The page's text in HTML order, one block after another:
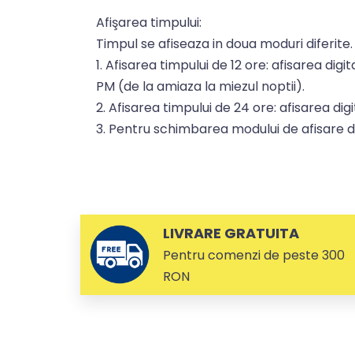
Afişarea timpului:
Timpul se afiseaza in doua moduri diferite.
1. Afisarea timpului de 12 ore: afisarea
PM (de la amiaza la miezul noptii).
2. Afisarea timpului de 24 ore: afisarea
3. Pentru schimbarea modului de afisare
LIVRARE GRATUITA
Pentru comenzi de peste 300
RON